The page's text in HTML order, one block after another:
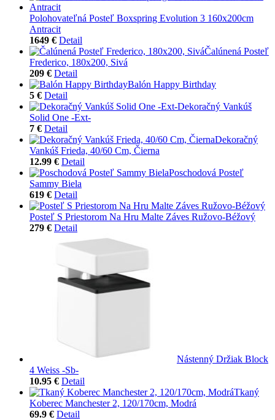
Polohovateľná Posteľ Boxspring Evolution 3 160x200cm
Antracit
1649 € Detail
Čalúnená Posteľ
Frederico, 180x200, Sivá
209 € Detail
Balón Happy Birthday
5 € Detail
Dekoračný Vankúš
Solid One -Ext-
7 € Detail
Dekoračný
Vankúš Frieda, 40/60 Cm, Čierna
12.99 € Detail
Poschodová Posteľ
Sammy Biela
619 € Detail
Posteľ S Priestorom Na Hru Malte Záves Ružovo-Béžový
279 € Detail
Nástenný Držiak Block
4 Weiss -Sb-
10.95 € Detail
Tkaný
Koberec Manchester 2, 120/170cm, Modrá
69.9 € Detail